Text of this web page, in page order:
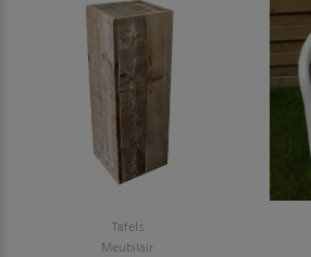
Tafels
Meubilair